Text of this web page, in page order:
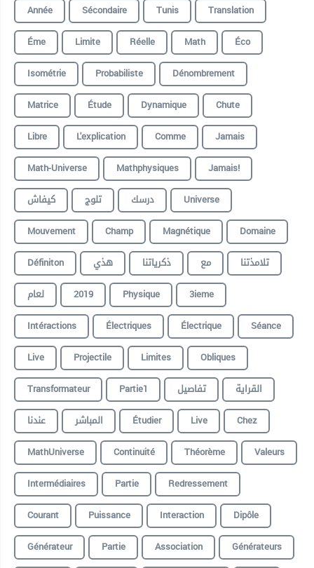
Année
Sécondaire Tunis
Translation
Éme
Limite Réelle Math
Éco
Isométrie
Probabiliste
Dénombrement
Matrice
Étude Dynamique
Chute
Libre
L'explication Comme
Jamais
Math-Universe
Mathphysiques
Jamais!
كيفاش
تلوج درسك
Universe
Mouvement
Champ Magnétique
Domaine
Définiton
هذي ذكرياتنا مع
تلامذتنا
لعام
2019 Physique
3ieme
Intéractions
Électriques Électrique
Séance
Live
Projectile Limites
Obliques
Transformateur
Partie1 تفاصيل
القراية
عندنا
المباشر Étudier Live
Chez
MathUniverse
Continuité Théorème
Valeurs
Intermédiaires
Partie
Redressement
Courant
Puissance Interaction
Dipôle
Générateur
Partie Association
Générateurs